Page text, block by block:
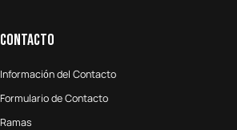
Contacto
Información del Contacto
Formulario de Contacto
Ramas